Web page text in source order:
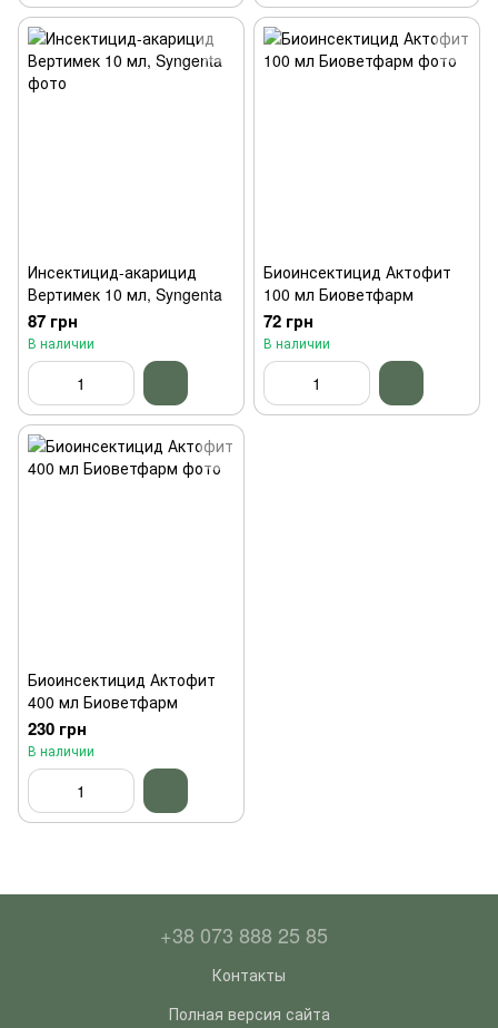
Инсектицид-акарицид
Вертимек 10 мл, Syngenta
87 грн
В наличии
Биоинсектицид Актофит
100 мл Биоветфарм
72 грн
В наличии
Биоинсектицид Актофит
400 мл Биоветфарм
230 грн
В наличии
+38 073 888 25 85
Контакты
Полная версия сайта